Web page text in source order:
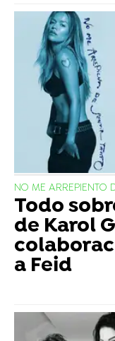
NO ME ARREPIENTO
Todo
de Karol
a Feid